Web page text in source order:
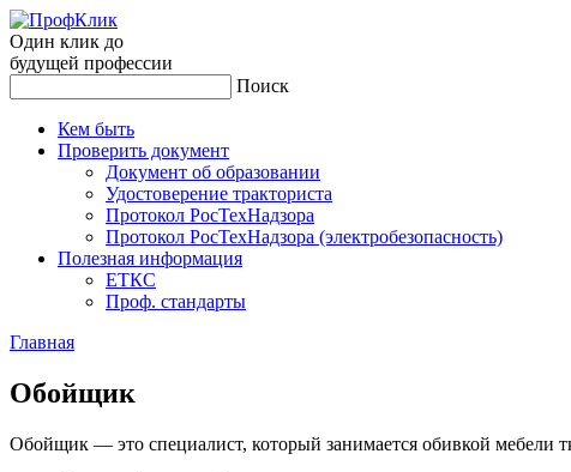
Один клик до
будущей профессии
Поиск
Кем быть
Проверить документ
Документ об образовании
Удостоверение тракториста
Протокол РосТехНадзора
Протокол РосТехНадзора (электробезопасность)
Полезная информация
ЕТКС
Проф. стандарты
Главная
Обой­щик
Обойщик — это специалист, который занимается обивкой мебели